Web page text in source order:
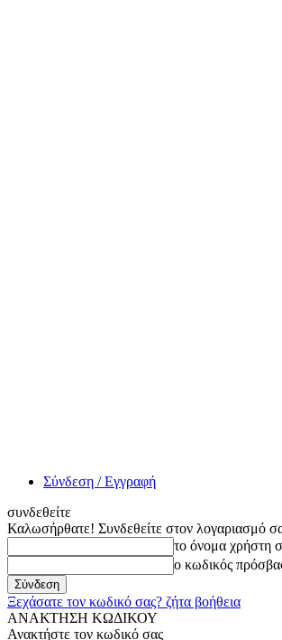
Σύνδεση / Εγγραφή
συνδεθείτε
Καλωσήρθατε! Συνδεθείτε στον λογαριασμό
το όνομα χρήστη
ο κωδικός
Ξεχάσατε τον κωδικό σας? ζήτα βοήθεια
ΑΝΑΚΤΗΣΗ ΚΩΔΙΚΟΥ
Ανακτήστε τον κωδικό σας